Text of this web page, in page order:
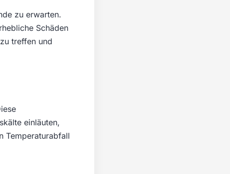
zu erwarten.
Schäden
treffen und
einläuten,
Temperaturabfall